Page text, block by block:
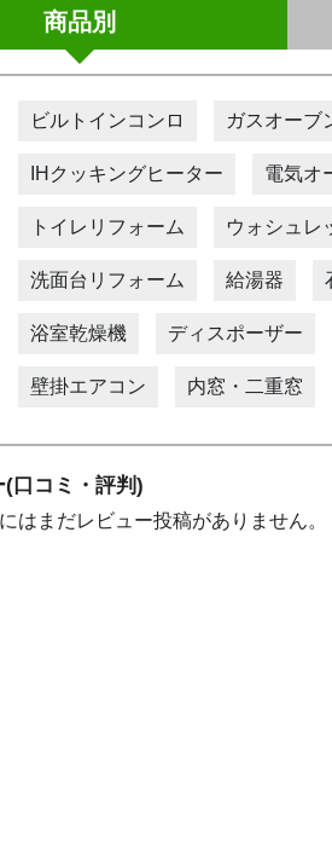
商品別
ビルトインコンロ ガスオーブ
IHクッキングヒーター 電気オ
トイレリフォーム ウォシュレ
洗面台リフォーム 給湯器
浴室乾燥機 ディスポーザー
壁掛エアコン 内窓・二重窓
口コミ・評判)
はまだレビュー投稿がありません。